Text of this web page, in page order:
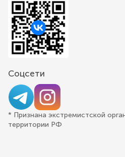
Соцсети
* Признана экстремистской
территории РФ